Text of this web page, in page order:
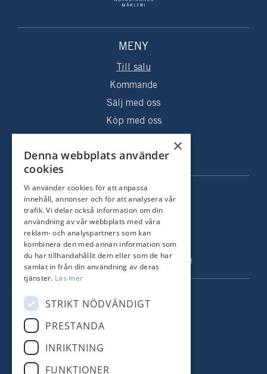
MENY
Till salu
Kommande
Sälj med oss
Köp med oss
Om oss
KONTAKT
Strandvägen 67
115 23 Stockholm
Tel: +46 8 731 51 00
info@nordstrandsmakleri.se
FÖLJ OSS
×
Denna webbplats använder
cookies
Vi använder cookies för att anpassa
innehåll, annonser och för att analysera vår
trafik. Vi delar också information om din
användning av vår webbplats med våra
reklam- och analyspartners som kan
kombinera den med annan information som
du har tillhandahållit dem eller som de har
samlat in från din användning av deras
tjänster. Läs mer
STRIKT NÖDVÄNDIGT
PRESTANDA
INRIKTNING
FUNKTIONER